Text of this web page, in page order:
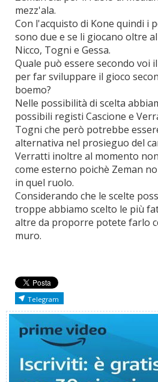
mezz'ala.
Con l'acquisto di Kone quindi i
sono due e se li giocano oltre
Nicco, Togni e Gessa.
Quale può essere secondo voi
per far sviluppare il gioco
boemo?
Nelle possibilità di scelta
possibili registi Cascione e
Togni che però potrebbe
alternativa nel prosieguo del
Verratti inoltre al momento
come esterno poichè Zeman
in quel ruolo.
Considerando che le scelte
troppe abbiamo scelto le più
altre da proporre potete farlo
muro.
Telegram